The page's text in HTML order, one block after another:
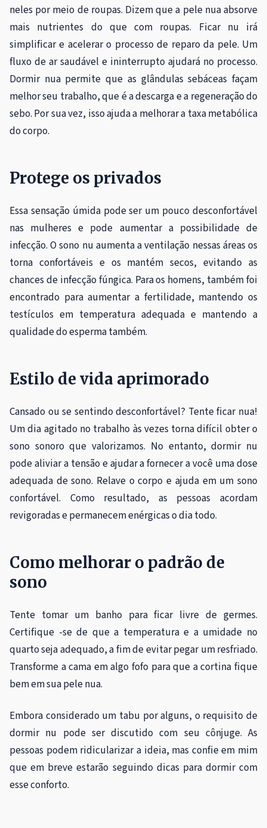
neles por meio de roupas. Dizem que a pele nua absorve
mais nutrientes do que com roupas. Ficar nu irá
simplificar e acelerar o processo de reparo da pele. Um
fluxo de ar saudável e ininterrupto ajudará no processo.
Dormir nua permite que as glândulas sebáceas façam
melhor seu trabalho, que é a descarga e a regeneração do
sebo. Por sua vez, isso ajuda a melhorar a taxa metabólica
do corpo.
Protege os privados
Essa sensação úmida pode ser um pouco desconfortável
nas mulheres e pode aumentar a possibilidade de
infecção. O sono nu aumenta a ventilação nessas áreas os
torna confortáveis ​​e os mantém secos, evitando as
chances de infecção fúngica. Para os homens, também foi
encontrado para aumentar a fertilidade, mantendo os
testículos em temperatura adequada e mantendo a
qualidade do esperma também.
Estilo de vida aprimorado
Cansado ou se sentindo desconfortável? Tente ficar nua!
Um dia agitado no trabalho às vezes torna difícil obter o
sono sonoro que valorizamos. No entanto, dormir nu
pode aliviar a tensão e ajudar a fornecer a você uma dose
adequada de sono. Relave o corpo e ajuda em um sono
confortável. Como resultado, as pessoas acordam
revigoradas e permanecem enérgicas o dia todo.
Como melhorar o padrão de
sono
Tente tomar um banho para ficar livre de germes.
Certifique -se de que a temperatura e a umidade no
quarto seja adequado, a fim de evitar pegar um resfriado.
Transforme a cama em algo fofo para que a cortina fique
bem em sua pele nua.
Embora considerado um tabu por alguns, o requisito de
dormir nu pode ser discutido com seu cônjuge. As
pessoas podem ridicularizar a ideia, mas confie em mim
que em breve estarão seguindo dicas para dormir com
esse conforto.